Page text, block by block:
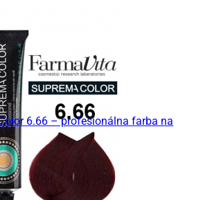
6.66 – profesionálna farba na